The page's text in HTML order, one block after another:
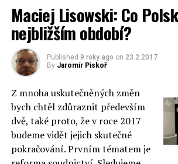
Maciej Lisowski: Co
nejbližším období?
Published 9 roky ago on 23.2.2017
By Jaromír Piskoř
Z mnoha uskutečněných změn
bych chtěl zdůraznit především
dvě, také proto, že v roce 2017
budeme vidět jejich skutečné
pokračování. Prvním tématem je